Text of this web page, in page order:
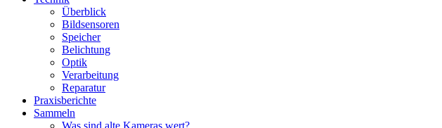
Überblick
Bildsensoren
Speicher
Belichtung
Optik
Verarbeitung
Reparatur
Praxisberichte
Sammeln
Was sind alte Kameras wert?